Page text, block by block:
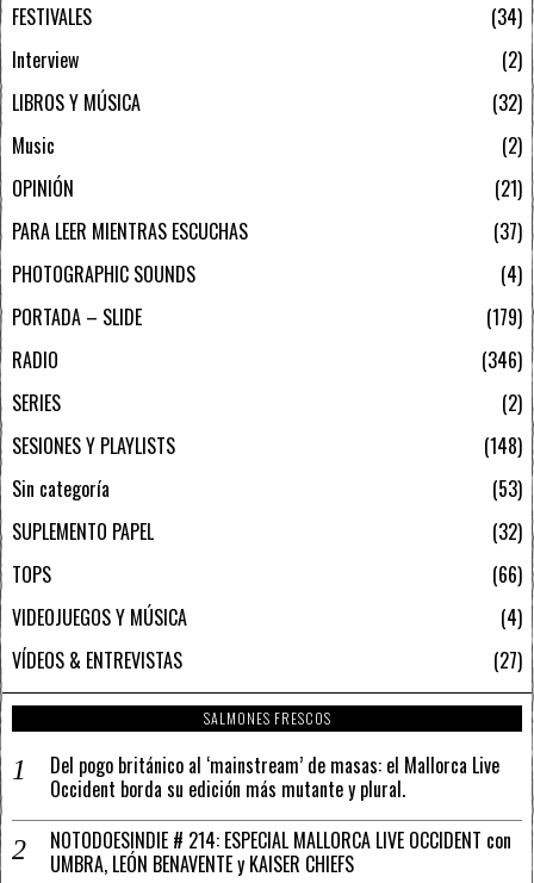
FESTIVALES
34
Interview
2
LIBROS Y MÚSICA
32
Music
2
OPINIÓN
21
PARA LEER MIENTRAS ESCUCHAS
37
PHOTOGRAPHIC SOUNDS
4
PORTADA – SLIDE
179
RADIO
346
SERIES
2
SESIONES Y PLAYLISTS
148
Sin categoría
53
SUPLEMENTO PAPEL
32
TOPS
66
VIDEOJUEGOS Y MÚSICA
4
VÍDEOS & ENTREVISTAS
27
SALMONES FRESCOS
Del pogo británico al ‘mainstream’ de masas: el Mallorca Live
Occident borda su edición más mutante y plural.
NOTODOESINDIE # 214: ESPECIAL MALLORCA LIVE OCCIDENT con
UMBRA, LEÓN BENAVENTE y KAISER CHIEFS